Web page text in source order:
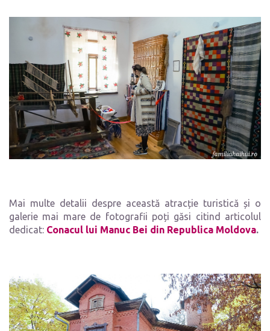
Mai multe detalii despre această atracție turistică și o
galerie mai mare de fotografii poți găsi citind articolul
dedicat: Conacul lui Manuc Bei din Republica Moldova.